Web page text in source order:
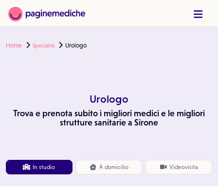
Home Specialità Urologo
Urologo
Trova e prenota subito i migliori medici e le migliori
strutture sanitarie a Sirone
In studio A domicilio Videovisita